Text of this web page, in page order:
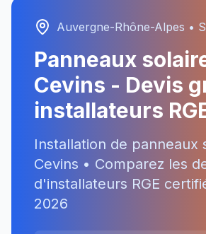
Auvergne-Rhône-Alpes •
Panneaux
Cevins - Devis
installateurs
Installation de panneaux
Cevins • Comparez les
d'installateurs RGE
2026